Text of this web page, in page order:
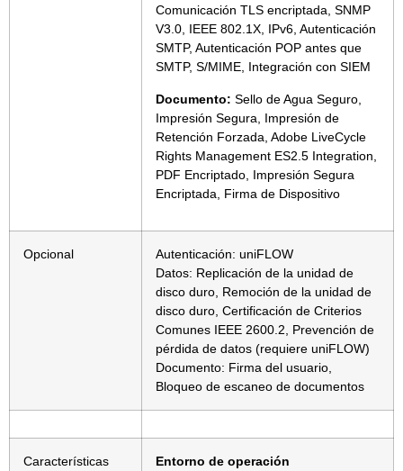
Comunicación TLS encriptada, SNMP
V3.0, IEEE 802.1X, IPv6, Autenticación
SMTP, Autenticación POP antes que
SMTP, S/MIME, Integración con SIEM
Documento: Sello de Agua Seguro,
Impresión Segura, Impresión de
Retención Forzada, Adobe LiveCycle
Rights Management ES2.5 Integration,
PDF Encriptado, Impresión Segura
Encriptada, Firma de Dispositivo
Opcional
Autenticación: uniFLOW
Datos: Replicación de la unidad de
disco duro, Remoción de la unidad de
disco duro, Certificación de Criterios
Comunes IEEE 2600.2, Prevención de
pérdida de datos (requiere uniFLOW)
Documento: Firma del usuario,
Bloqueo de escaneo de documentos
Características
Entorno de operación